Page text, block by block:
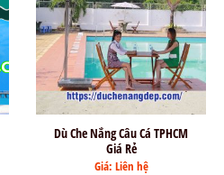
Dù Che Nắng Câu Cá TPHCM
Giá Rẻ
Giá: Liên hệ